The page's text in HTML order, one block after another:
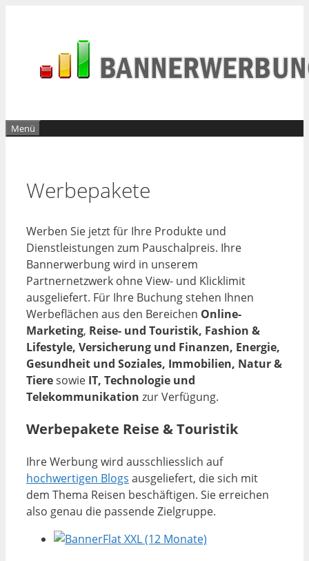
Menü
Werbepakete
Werben Sie jetzt für Ihre Produkte und
Dienstleistungen zum Pauschalpreis. Ihre
Bannerwerbung wird in unserem
Partnernetzwerk ohne View- und Klicklimit
ausgeliefert. Für Ihre Buchung stehen Ihnen
Werbeflächen aus den Bereichen Online-
Marketing, Reise- und Touristik, Fashion &
Lifestyle, Versicherung und Finanzen, Energie,
Gesundheit und Soziales, Immobilien, Natur &
Tieresowie IT, Technologie und
Telekommunikation zur Verfügung.
Werbepakete Reise & Touristik
Ihre Werbung wird ausschliesslich auf
hochwertigen Blogs ausgeliefert, die sich mit
dem Thema Reisen beschäftigen. Sie erreichen
also genau die passende Zielgruppe.